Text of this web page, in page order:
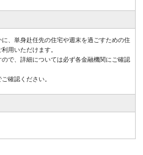
、単身赴任先の住宅や週末を過ごすための住
用いただけます。
で、詳細については必ず各金融機関にご確認
ご確認ください。